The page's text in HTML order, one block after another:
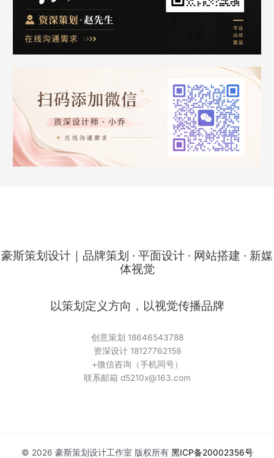
豪斯策划设计｜品牌策划 · 平面设计 · 网站搭建 · 新媒
体视觉
以策划定义方向，以视觉传播品牌
创意策划 18646543788
资深设计 18127762158
+微信咨询（手机同号）
联系邮箱 d5210x@163.com
© 2026 豪斯策划设计工作室 版权所有黑ICP备20002356号